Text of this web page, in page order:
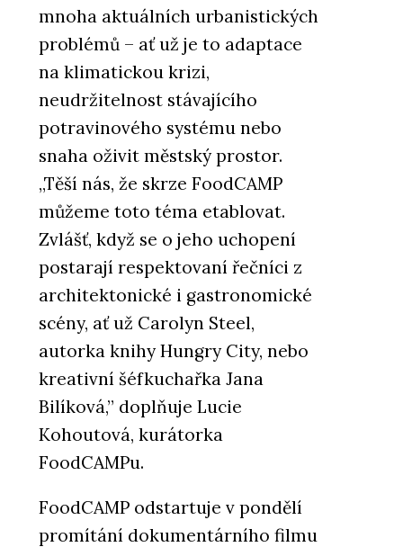
mnoha aktuálních urbanistických
problémů – ať už je to adaptace
na klimatickou krizi,
neudržitelnost stávajícího
potravinového systému nebo
snaha oživit městský prostor.
„Těší nás, že skrze FoodCAMP
můžeme toto téma etablovat.
Zvlášť, když se o jeho uchopení
postarají respektovaní řečníci z
architektonické i gastronomické
scény, ať už Carolyn Steel,
autorka knihy Hungry City, nebo
kreativní šéfkuchařka Jana
Bilíková,” doplňuje Lucie
Kohoutová, kurátorka
FoodCAMPu.
FoodCAMP odstartuje v pondělí
promítání dokumentárního filmu